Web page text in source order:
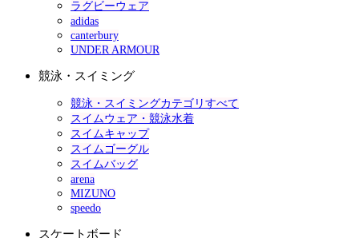
ラグビーウェア
adidas
canterbury
UNDER ARMOUR
競泳・スイミング
競泳・スイミングカテゴリすべて
スイムウェア・競泳水着
スイムキャップ
スイムゴーグル
スイムバッグ
arena
MIZUNO
speedo
スケートボード